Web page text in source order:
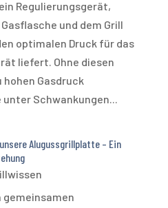
Regulierungsgerät,
und dem Grill
optimalen Druck für das
liefert. Ohne diesen
hohen Gasdruck
Schwankungen...
Alugussgrillplatte – Ein
gemeinsamen